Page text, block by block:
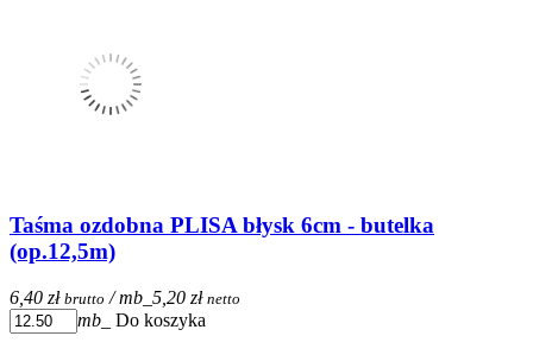
Taśma ozdobna PLISA błysk 6cm - butelka
(op.12,5m)
6,40 zł brutto / mb_ 5,20 zł netto
mb_ Do koszyka